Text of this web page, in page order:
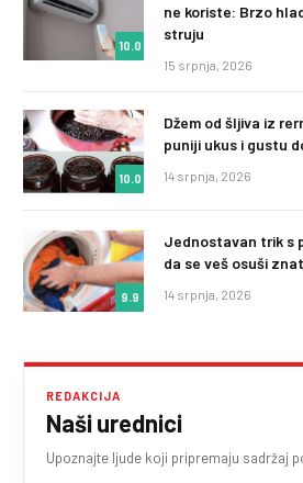
10.0
ne koriste: Brzo
struju
15 srpnja, 2026
10.0
Džem od šljiva iz
puniji ukus i gustu
14 srpnja, 2026
9.9
Jednostavan trik s
da se veš osuši
14 srpnja, 2026
REDAKCIJA
Naši urednici
Upoznajte ljude koji pripremaju sadržaj